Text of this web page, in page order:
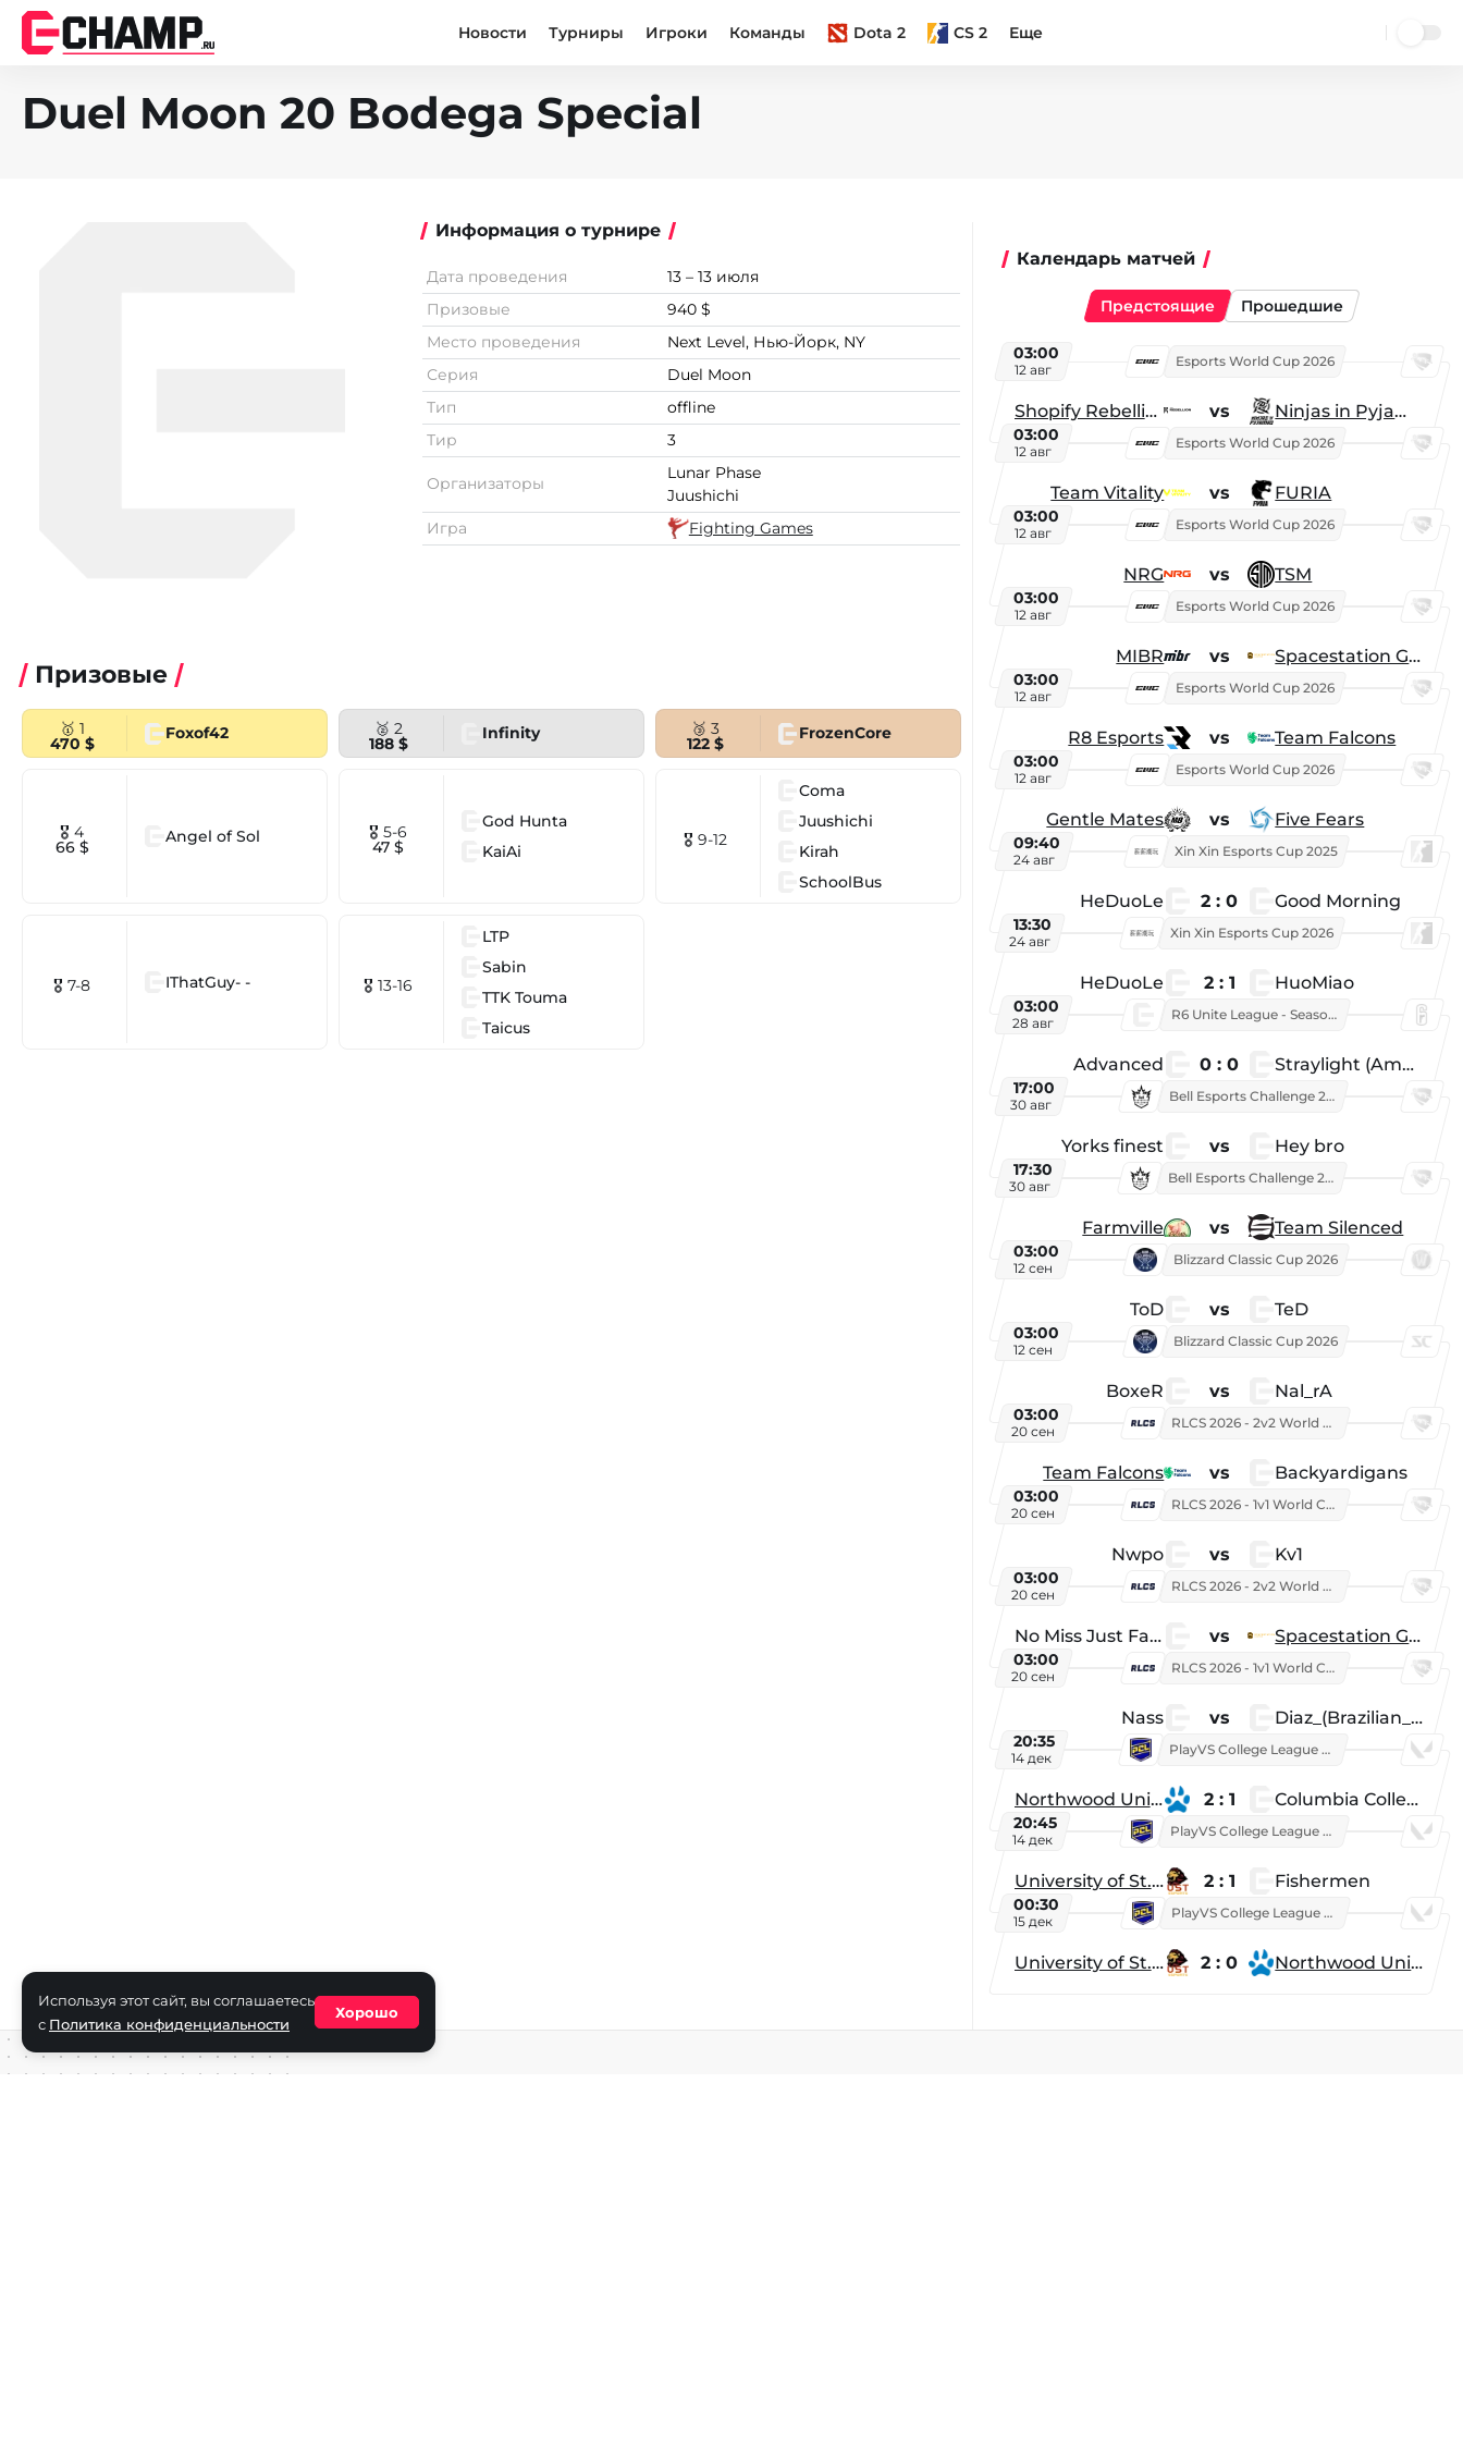
Новости Турниры Игроки Команды Dota 2 CS 2 Еще
Duel Moon 20 Bodega Special
Информация о турнире
Дата проведения
13 – 13 июля
Призовые
940 $
Место проведения
Next Level, Нью-Йорк, NY
Серия
Duel Moon
Тип
offline
Тир
3
Организаторы
Lunar Phase
Juushichi
Игра
Fighting Games
Призовые
🥇 1
470 $
Foxof42 🥈 2
188 $
Infinity 🥉 3
122 $
FrozenCore
🎖 4
66 $
Angel of Sol 🎖 5-6
47 $
God Hunta
KaiAi
🎖 9-12
Coma
Juushichi
Kirah
SchoolBus
🎖 7-8 IThatGuy- - 🎖 13-16
LTP
Sabin
TTK Touma
Taicus
Календарь матчей
Предстоящие Прошедшие
03:00
12 авг
Esports World Cup 2026
Shopify Rebellion vs Ninjas in Pyjamas
03:00
12 авг
Esports World Cup 2026
Team Vitality vs FURIA
03:00
12 авг
Esports World Cup 2026
NRG vs TSM
03:00
12 авг
Esports World Cup 2026
MIBR vs Spacestation Gaming
03:00
12 авг
Esports World Cup 2026
R8 Esports vs Team Falcons
03:00
12 авг
Esports World Cup 2026
Gentle Mates vs Five Fears
09:40
24 авг
Xin Xin Esports Cup 2025
HeDuoLe 2 : 0 Good Morning
13:30
24 авг
Xin Xin Esports Cup 2026
HeDuoLe 2 : 1 HuoMiao
03:00
28 авг
R6 Unite League - Season 1
Advanced 0 : 0 Straylight (American team)
17:00
30 авг
Bell Esports Challenge 2026
Yorks finest vs Hey bro
17:30
30 авг
Bell Esports Challenge 2026
Farmville vs Team Silenced
03:00
12 сен
Blizzard Classic Cup 2026
ToD vs TeD
03:00
12 сен
Blizzard Classic Cup 2026
BoxeR vs Nal_rA
03:00
20 сен
RLCS 2026 - 2v2 World Championship
Team Falcons vs Backyardigans
03:00
20 сен
RLCS 2026 - 1v1 World Championship
Nwpo vs Kv1
03:00
20 сен
RLCS 2026 - 2v2 World Championship
No Miss Just Fake vs Spacestation Gaming
03:00
20 сен
RLCS 2026 - 1v1 World Championship
Nass vs Diaz_(Brazilian_Player)
20:35
14 дек
PlayVS College League 2025: Fall
Northwood University 2 : 1 Columbia College
20:45
14 дек
PlayVS College League 2025: Fall
University of St. Thomas 2 : 1 Fishermen
00:30
15 дек
PlayVS College League 2025: Fall
University of St. Thomas 2 : 0 Northwood University
Используя этот сайт, вы соглашаетесь
с Политика конфиденциальности
Хорошо